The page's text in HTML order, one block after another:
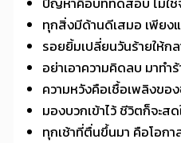
ทุกสิ่งมีด้านดีเสมอ เพียง
รอยยิ้มเปลี่ยนวันร้ายให้ก
อย่าเอาความคิดลบ มาทำร้
ความหวังคือเชื้อเพลิงขอ
มองบวกเข้าไว้ ชีวิตก็จะสด
ทุกเช้าที่ตื่นขึ้นมา คือโอกา